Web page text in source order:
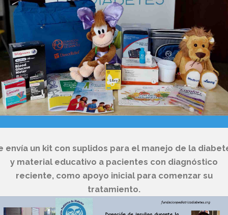
envía un kit con suplidos para el manejo de la
y material educativo a pacientes con diagnóstico
reciente, como apoyo inicial para comenzar su
tratamiento.